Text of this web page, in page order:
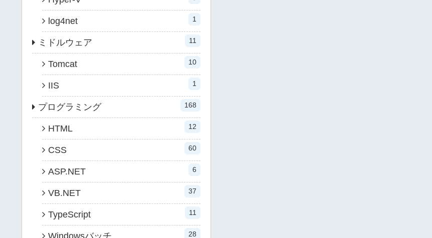
log4net 1
ミドルウェア 11
Tomcat 10
IIS 1
プログラミング 168
HTML 12
CSS 60
ASP.NET 6
VB.NET 37
TypeScript 11
Windowsバッチ 28